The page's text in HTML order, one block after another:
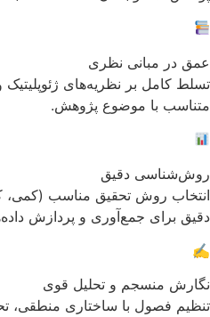
عمق در مبانی نظری
تسلط کامل بر نظریه‌های
متناسب با موضوع پژوهش.
روش‌شناسی دقیق
انتخاب روش تحقیق مناسب (کمی،
دقیق برای جمع‌آوری و پردازش
✍️
نگارش منسجم و تحلیل قوی
تنظیم فصول با ساختاری منطقی،